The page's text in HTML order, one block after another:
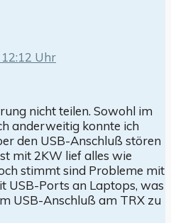
Uhr
nicht teilen. Sowohl im
anderweitig konnte ich
den USB-Anschluß stören
mit 2KW lief alles wie
stimmt sind Probleme mit
USB-Ports an Laptops, was
USB-Anschluß am TRX zu